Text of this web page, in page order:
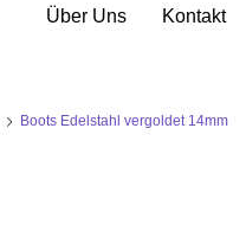
Über Uns Kontakt
Boots Edelstahl vergoldet 14mm